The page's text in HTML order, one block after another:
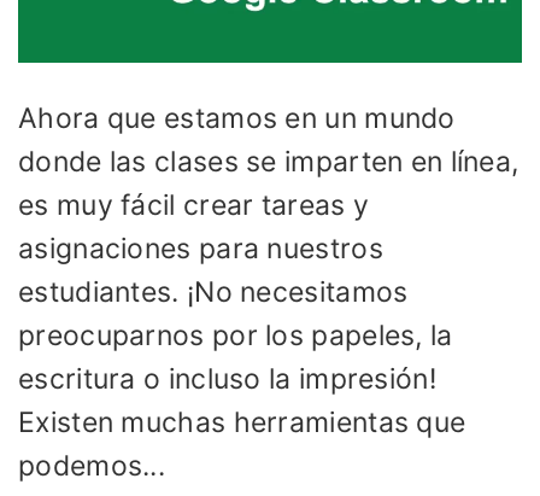
Ahora que estamos en un mundo
donde las clases se imparten en línea,
es muy fácil crear tareas y
asignaciones para nuestros
estudiantes. ¡No necesitamos
preocuparnos por los papeles, la
escritura o incluso la impresión!
Existen muchas herramientas que
podemos...